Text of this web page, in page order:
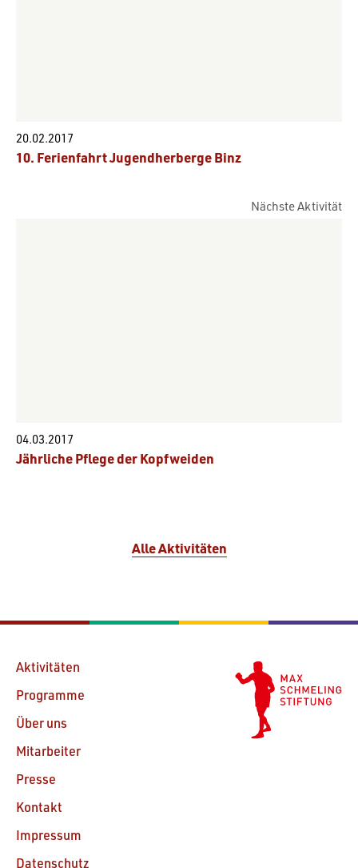
20.02.2017
10. Ferienfahrt Jugendherberge Binz
Nächste Aktivität
04.03.2017
Jährliche Pflege der Kopfweiden
Alle Aktivitäten
Aktivitäten
Programme
Über uns
Mitarbeiter
Presse
Kontakt
Impressum
Datenschutz